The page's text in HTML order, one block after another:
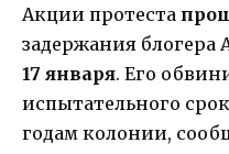
Акции протеста
задержания блогера
17 января. Его
испытательного
годам колонии,